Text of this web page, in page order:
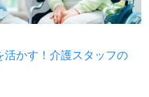
かす！介護スタッフの